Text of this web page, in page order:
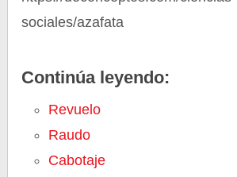
sociales/azafata
Continúa leyendo:
Revuelo
Raudo
Cabotaje